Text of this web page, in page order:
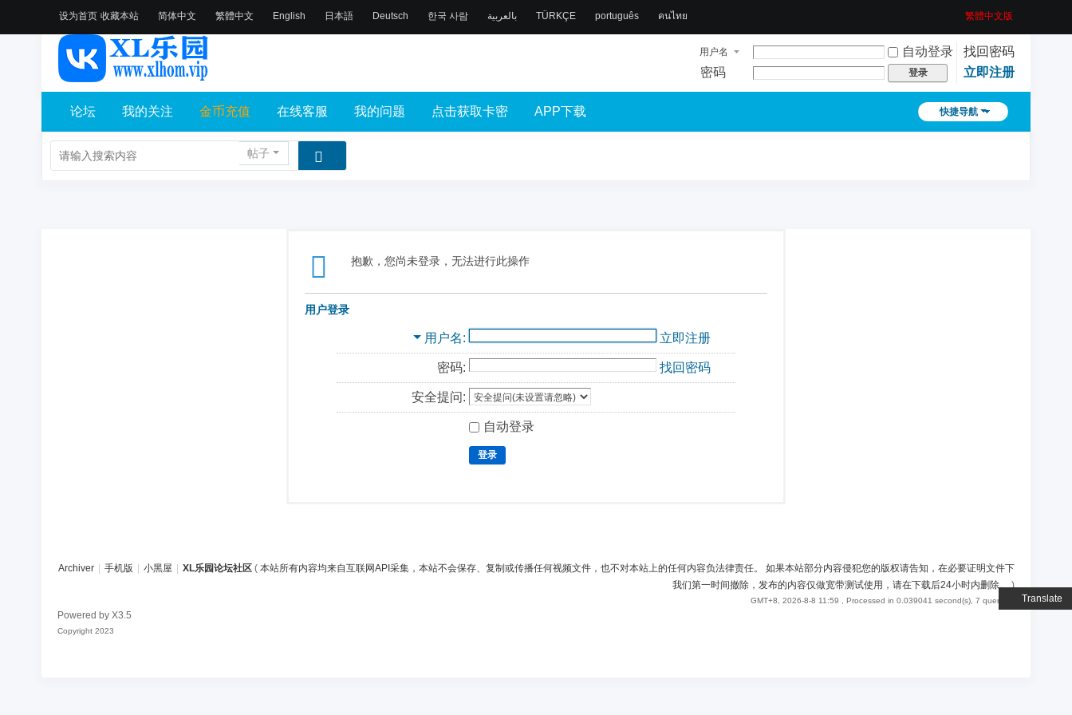
设为首页 收藏本站
Translate
简体中文 繁體中文 English 日本語 Deutsch 한국 사람 بالعربية TÜRKÇE português คนไทย 繁體中文版
用户名 自动登录
找回密码
密码
登录 立即注册
快捷导航
论坛 我的关注 金币充值 在线客服 我的问题 点击获取卡密 APP下载
帖子
抱歉，您尚未登录，无法进行此操作
用户登录
用户名 立即注册
密码: 找回密码
安全提问:
自动登录
登录
Archiver 手机版 小黑屋 XL乐园论坛社区 ( 本站所有内容均来自互联网API采集，本站不会保存、复制或传播任何视频文件，也不对本站上的任何内容负法律责任。 如果本站部分内容侵犯您的版权请告知，在必要证明文件下
我们第一时间撤除，发布的内容仅做宽带测试使用，请在下载后24小时内删除。)
GMT+8, 2026-8-8 11:59 , Processed in 0.039041 second(s), 7 queries .
Powered by X3.5
Copyright 2023